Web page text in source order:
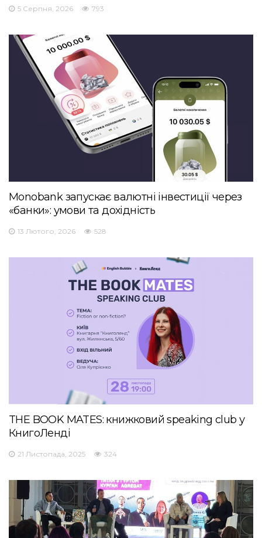
5 Серпня, 2026 793
Monobank запускає валютні інвестиції через
«банки»: умови та дохідність
13 Лютого, 2026 528
THE BOOK MATES: книжковий speaking club у
КнигоЛенді
21 Листопада, 2025 324